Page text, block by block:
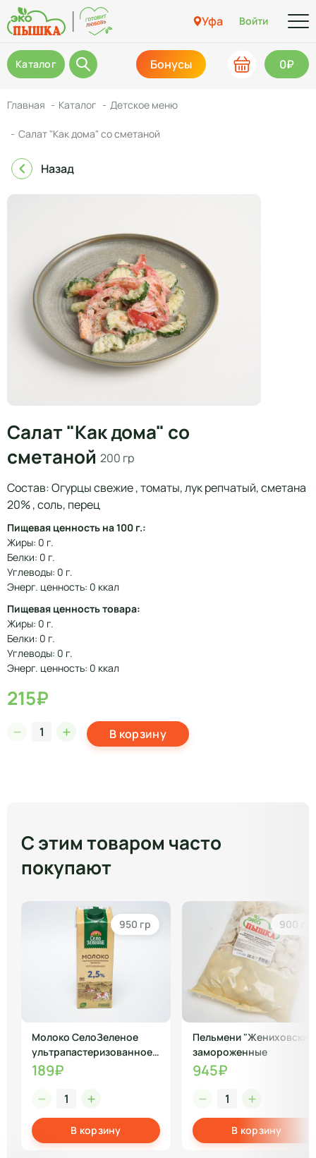
Уфа Войти
Каталог Бонусы 0₽
Главная Каталог Детское меню
Салат "Как дома" со сметаной
Назад
Салат "Как дома" со
сметаной 200 гр
Состав: Огурцы свежие , томаты, лук репчатый, сметана
20% , соль, перец
Пищевая ценность на 100 г.:
Жиры: 0 г.
Белки: 0 г.
Углеводы: 0 г.
Энерг. ценность: 0 ккал
Пищевая ценность товара:
Жиры: 0 г.
Белки: 0 г.
Углеводы: 0 г.
Энерг. ценность: 0 ккал
215₽
В корзину
С этим товаром часто
покупают
950 гр
Молоко СелоЗеленое
ультрапастеризованное
2,5% 950 г
189₽
В корзину
900 гр
Пельмени
замороженные
945₽
В корзину